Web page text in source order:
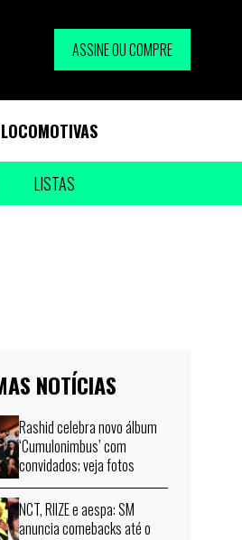
ASSINE OU COMPRE
LOCOMOTIVAS
LISTAS
NOTÍCIAS
Rashid celebra novo álbum
‘Cumulonimbus’ com
convidados; veja fotos
NCT, RIIZE e aespa: SM
anuncia comebacks até o